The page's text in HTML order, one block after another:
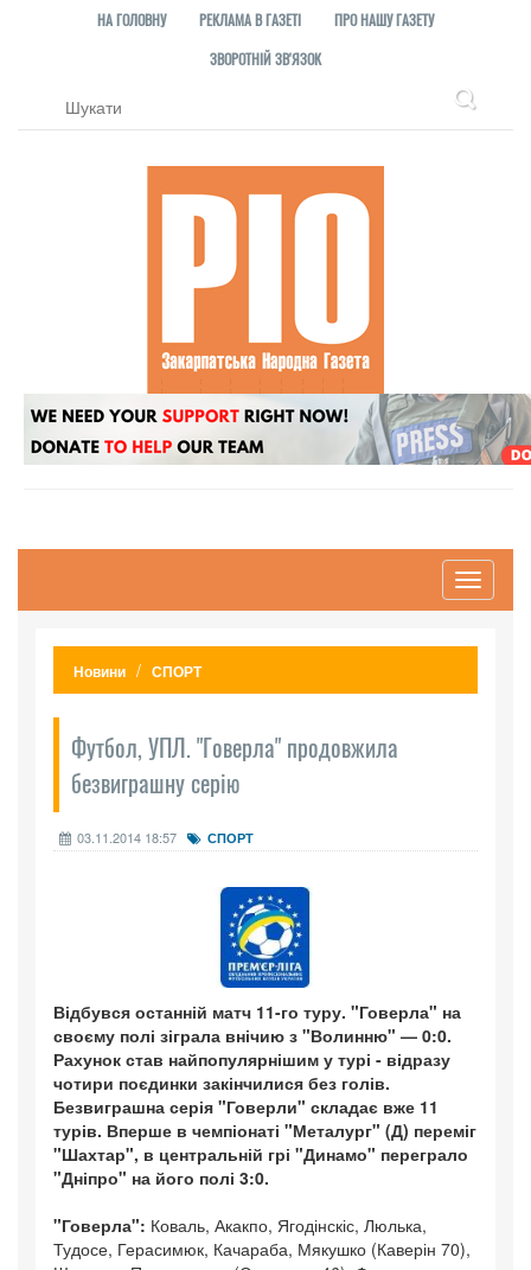
НА ГОЛОВНУ РЕКЛАМА В ГАЗЕТІ
ПРО НАШУ ГАЗЕТУ
ЗВОРОТНІЙ ЗВ'ЯЗОК
Toggle
Новини СПОРТ
Футбол, УПЛ. "Говерла" продовжила
безвиграшну серію
03.11.2014 18:57 СПОРТ
Відбувся останній матч 11-го туру. "Говерла" на
своєму полі зіграла внічию з "Волинню" — 0:0.
Рахунок став найпопулярнішим у турі - відразу
чотири поєдинки закінчилися без голів.
Безвиграшна серія "Говерли" складає вже 11
турів. Вперше в чемпіонаті "Металург" (Д) переміг
"Шахтар", в центральній грі "Динамо" переграло
"Дніпро" на його полі 3:0.
"Говерла": Коваль, Акакпо, Ягодінскіс, Люлька,
Тудосе, Герасимюк, Качараба, Мякушко (Каверін 70),